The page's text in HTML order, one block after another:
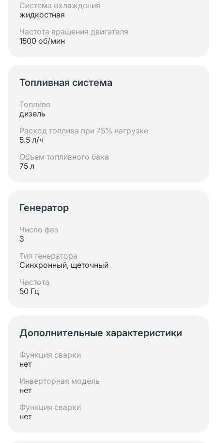
Система охлаждения
жидкостная
Частота вращения двигателя
1500 об/мин
Топливная система
Топливо
дизель
Расход топлива при 75% нагрузке
5.5 л/ч
Объем топливного бака
75 л
Генератор
Число фаз
3
Тип генератора
Синхронный, щеточный
Частота
50 Гц
Дополнительные характеристики
Функция сварки
нет
Инверторная модель
нет
Функция сварки
нет